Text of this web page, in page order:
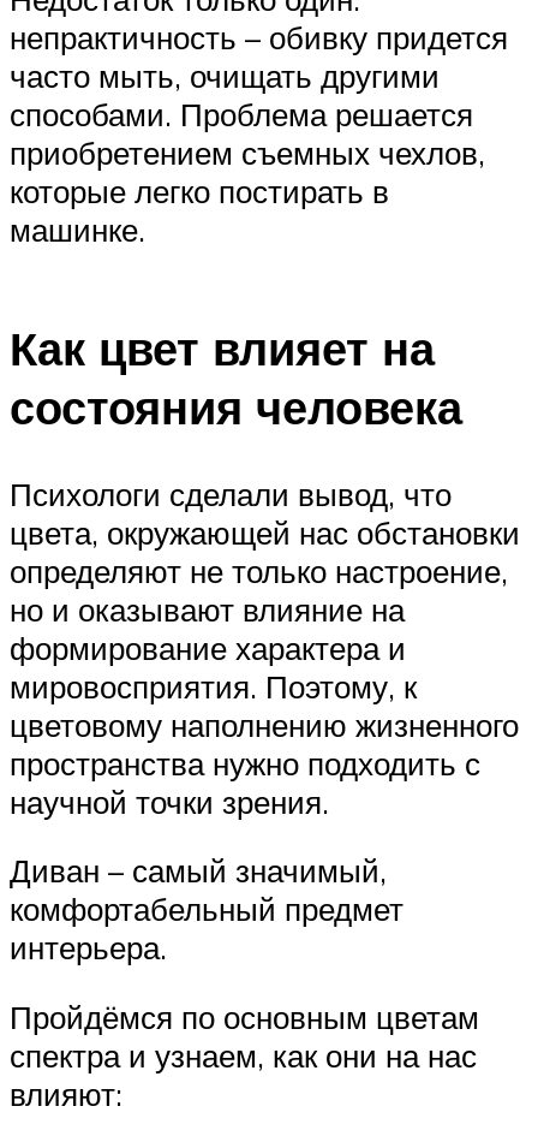
непрактичность – обивку придется
часто мыть, очищать другими
способами. Проблема решается
приобретением съемных чехлов,
которые легко постирать в
машинке.
Как цвет влияет на
состояния человека
Психологи сделали вывод, что
цвета, окружающей нас обстановки
определяют не только настроение,
но и оказывают влияние на
формирование характера и
мировосприятия. Поэтому, к
цветовому наполнению жизненного
пространства нужно подходить с
научной точки зрения.
Диван – самый значимый,
комфортабельный предмет
интерьера.
Пройдёмся по основным цветам
спектра и узнаем, как они на нас
влияют: